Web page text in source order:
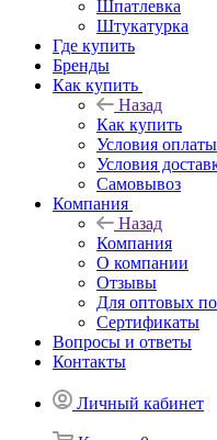
Шпатлевка
Штукатурка
Где купить
Бренды
Как купить
Назад
Как купить
Условия оплаты
Условия
Самовывоз
Компания
Назад
Компания
О компании
Отзывы
Для оптовых
Сертификаты
Вопросы и ответы
Контакты
Личный кабинет